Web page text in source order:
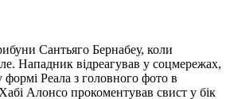
Сантьяго Бернабеу, коли
Нападник відреагував у соцмережах,
Реала з головного фото в
Алонсо прокоментував свист у бік